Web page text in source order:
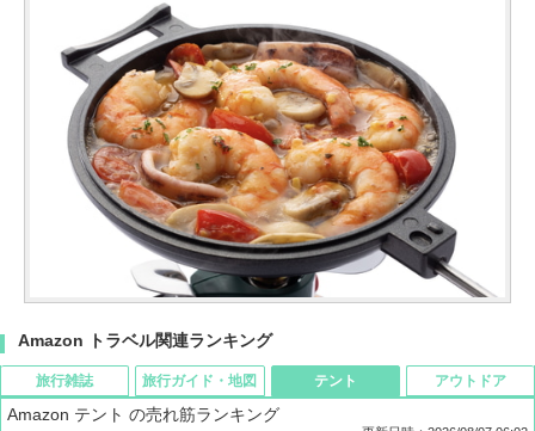
Amazon トラベル関連ランキング
旅行雑誌 旅行ガイド・地図 テント
Amazon テント の売れ筋ランキング
アウトドア